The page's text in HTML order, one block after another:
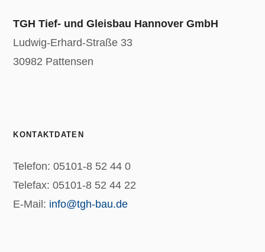
TGH Tief- und Gleisbau Hannover GmbH
Ludwig-Erhard-Straße 33
30982 Pattensen
KONTAKTDATEN
Telefon: 05101-8 52 44 0
Telefax: 05101-8 52 44 22
E-Mail: info@tgh-bau.de